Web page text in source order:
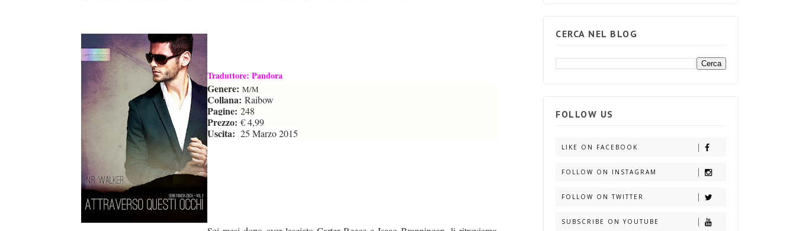
Traduttore: Pandora
Genere: M/M
Collana: Raibow
Pagine: 248
Prezzo: € 4,99
Uscita: 25 Marzo 2015
CERCA NEL BLOG
FOLLOW US
LIKE ON FACEBOOK
FOLLOW ON INSTAGRAM
FOLLOW ON TWITTER
SUBSCRIBE ON YOUTUBE